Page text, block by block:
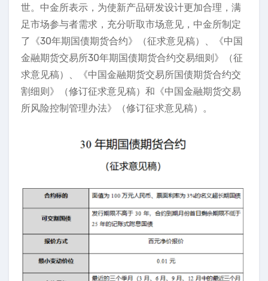
世。中金所表示，为使新产品研发设计更加合理，满
足市场参与者需求，充分听取市场意见，中金所制定
了《30年期国债期货合约》（征求意见稿）、《中国
金融期货交易所30年期国债期货合约交易细则》（征
求意见稿）、《中国金融期货交易所国债期货合约交
割细则》（修订征求意见稿）和《中国金融期货交易
所风险控制管理办法》（修订征求意见稿）。